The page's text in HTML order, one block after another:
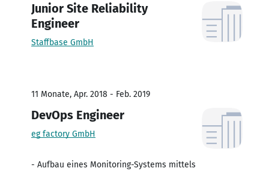
Junior Site Reliability
Engineer
Staffbase GmbH
11 Monate, Apr. 2018 - Feb. 2019
DevOps Engineer
eg factory GmbH
- Aufbau eines Monitoring-Systems mittels